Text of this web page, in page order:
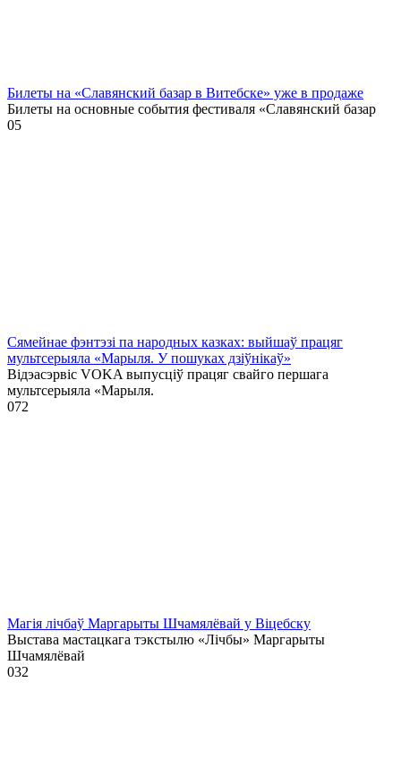
Билеты на «Славянский базар в Витебске» уже в продаже
Билеты на основные события фестиваля «Славянский базар
05
Сямейнае фэнтэзі па народных казках: выйшаў працяг
мультсерыяла «Марыля. У пошуках дзіўнікаў»
Відэасэрвіс VOKA выпусціў працяг свайго першага
мультсерыяла «Марыля.
072
Магія лічбаў Маргарыты Шчамялёвай у Віцебску
Выстава мастацкага тэкстылю «Лічбы» Маргарыты
Шчамялёвай
032